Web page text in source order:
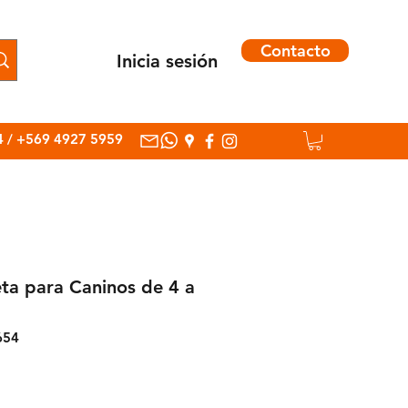
Inicia sesión
Inicia sesión Contacto
/ +569 4927 5959
para Caninos de 4 a